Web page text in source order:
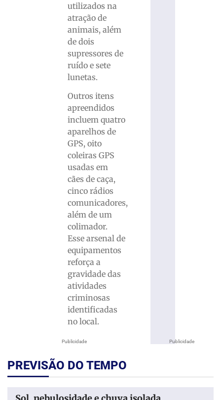
Publicidade
utilizados na
atração de
animais, além
de dois
supressores de
ruído e sete
lunetas.
Outros itens
apreendidos
incluem quatro
aparelhos de
GPS, oito
coleiras GPS
usadas em
cães de caça,
cinco rádios
comunicadores,
além de um
colimador.
Esse arsenal de
equipamentos
reforça a
gravidade das
atividades
criminosas
identificadas
no local.
Publicidade
PREVISÃO DO TEMPO